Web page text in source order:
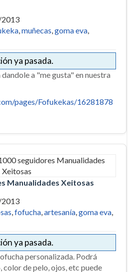
2013
muñecas goma eva
ya pasada.
a "me gusta" en nuestra
pages/Fofukekas/16281878
Manualidades Xeitosas
2013
fofucha artesanía goma eva
ya pasada.
personalizada. Podrá
de pelo, ojos, etc puede